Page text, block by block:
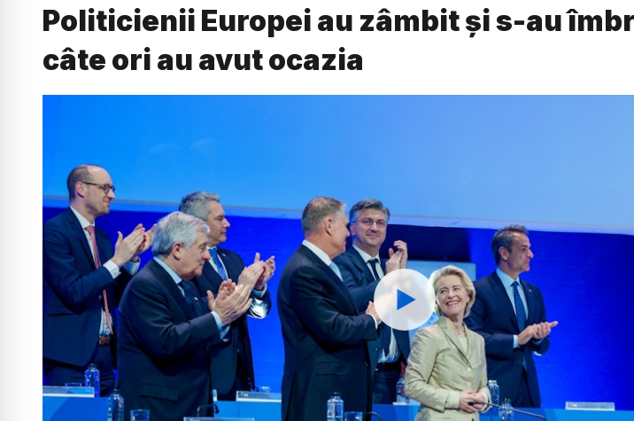
Politicienii Europei au zâmbit și s-au
câte ori au avut ocazia
Watch